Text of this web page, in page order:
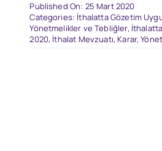
Published On: 25 Mart 2020
Categories: İthalatta Gözetim
Yönetmelikler ve Tebliğler,
2020, İthalat Mevzuatı, Karar,